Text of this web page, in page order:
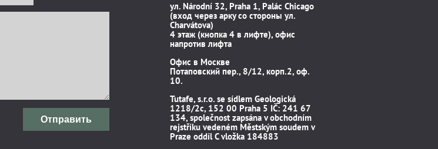
Отправить
ул. Národní 32, Praha 1, Palác Chicago
(вход через арку со стороны ул.
Charvátova)
4 этаж (кнопка 4 в лифте), офис
напротив лифта
Офис в Москве
Потаповский пер., 8/12, корп.2, оф.
10.
Tutafe, s.r.o. se sídlem Geologická
1218/2c, 152 00 Praha 5 IČ: 241 67
134, společnost zapsána v obchodním
rejstříku vedeném Městským soudem v
Praze oddíl C vložka 184883